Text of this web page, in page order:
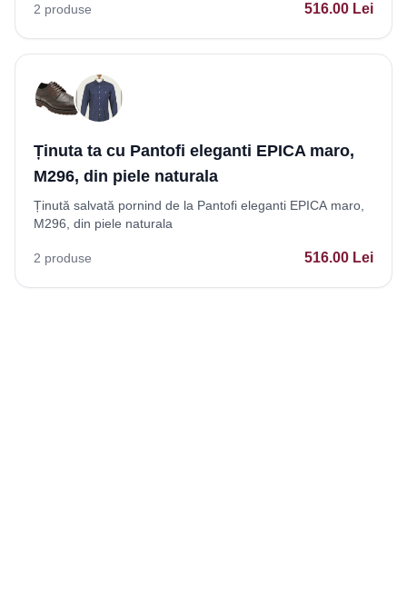
2 produse 516.00 Lei
Ținuta ta cu Pantofi eleganti EPICA maro,
M296, din piele naturala
Ținută salvată pornind de la Pantofi eleganti EPICA maro,
M296, din piele naturala
2 produse 516.00 Lei